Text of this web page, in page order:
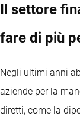
Il settore
fare di più
Negli ultimi anni
aziende per la
diretti, come la